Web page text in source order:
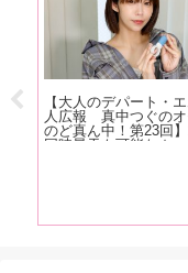
【大人のデパート・
人広報 真中つぐのオ
のど真ん中！第23回
同時昇天も可能なカッ